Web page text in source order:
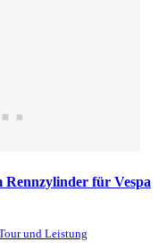
für Vespa
und Leistung